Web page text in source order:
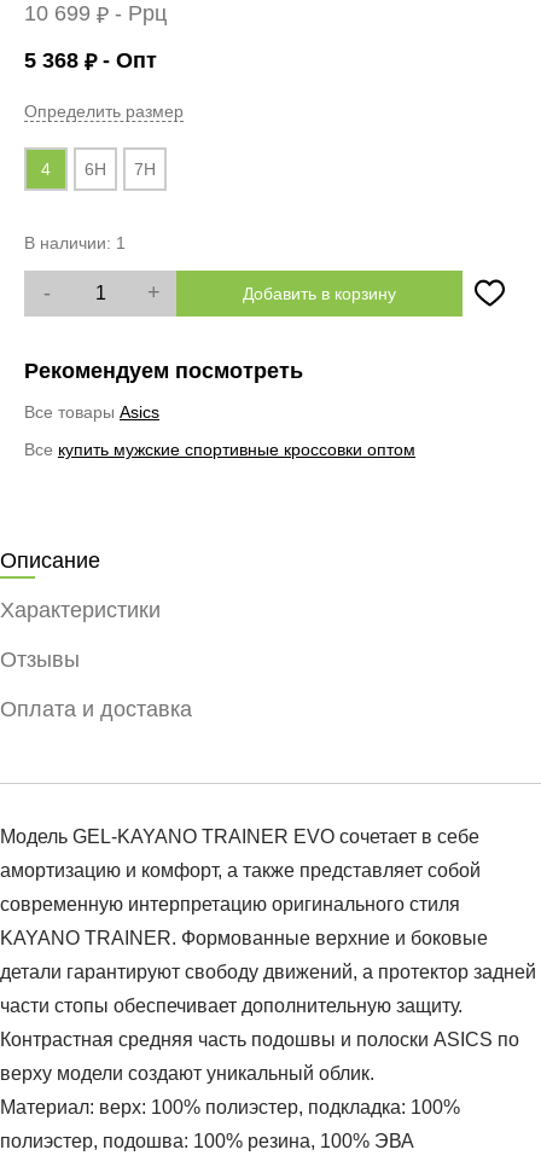
10 699 ₽ - Ррц
5 368 ₽- Опт
Определить размер
4 6H 7H
В наличии: 1
- + Добавить в корзину
Рекомендуем посмотреть
Все товары Asics
Все купить мужские спортивные кроссовки оптом
Описание
Характеристики
Отзывы
Оплата и доставка
Модель GEL-KAYANO TRAINER EVO сочетает в себе
амортизацию и комфорт, а также представляет собой
современную интерпретацию оригинального стиля
KAYANO TRAINER. Формованные верхние и боковые
детали гарантируют свободу движений, а протектор задней
части стопы обеспечивает дополнительную защиту.
Контрастная средняя часть подошвы и полоски ASICS по
верху модели создают уникальный облик.
Материал: верх: 100% полиэстер, подкладка: 100%
полиэстер, подошва: 100% резина, 100% ЭВА